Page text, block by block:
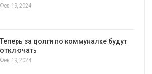
Фев 19, 2024
Теперь за долги по коммуналке будут
отключать
Фев 19, 2024